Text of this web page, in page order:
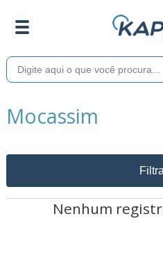
Mocassim
Nenhum